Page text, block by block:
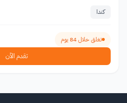
كندا
تغلق خلال 84 يوم
تقدم الآن